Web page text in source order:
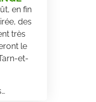
en fin
des
très
le
et-